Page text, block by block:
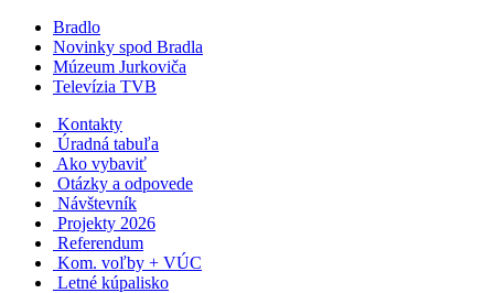
Bradlo
Novinky spod Bradla
Múzeum Jurkoviča
Televízia TVB
Kontakty
Úradná tabuľa
Ako vybaviť
Otázky a odpovede
Návštevník
Projekty 2026
Referendum
Kom. voľby + VÚC
Letné kúpalisko